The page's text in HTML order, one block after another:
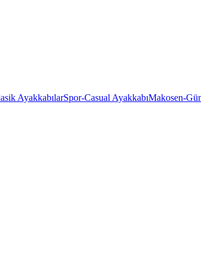
AyakkabılarSpor-Casual AyakkabıMakosen-